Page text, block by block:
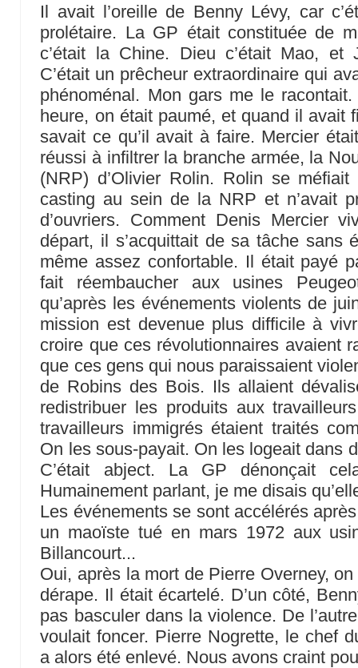
Il avait l’oreille de Benny Lévy, car
prolétaire. La GP était constituée de
c’était la Chine. Dieu c’était Mao, et
C’était un prêcheur extraordinaire qui
phénoménal. Mon gars me le
heure, on était paumé, et quand il avait
savait ce qu’il avait à faire. Mercier
réussi à infiltrer la branche armée, la
(NRP) d’Olivier Rolin. Rolin se
casting au sein de la NRP et n’avait
d’ouvriers. Comment Denis Mercier
départ, il s’acquittait de sa tâche sans
même assez confortable. Il était payé
fait réembaucher aux usines
qu’après les événements violents de
mission est devenue plus difficile à
croire que ces révolutionnaires avaient
que ces gens qui nous paraissaient
de Robins des Bois. Ils allaient
redistribuer les produits aux
travailleurs immigrés étaient traités
On les sous-payait. On les logeait dans
C’était abject. La GP dénonçait
Humainement parlant, je me disais
Les événements se sont accélérés
un maoïste tué en mars 1972 aux
Billancourt...
Oui, après la mort de Pierre Overney,
dérape. Il était écartelé. D’un côté,
pas basculer dans la violence. De
voulait foncer. Pierre Nogrette, le chef
a alors été enlevé. Nous avons craint